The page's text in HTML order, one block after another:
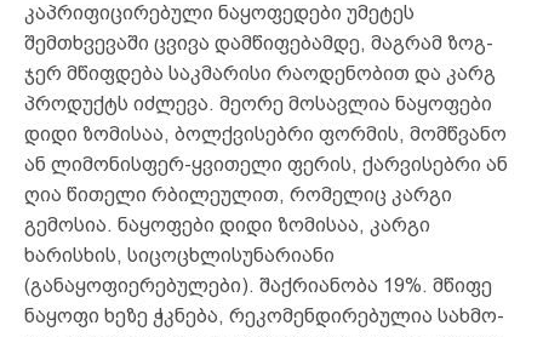
კაპრიფიცირებული ნაყოფე­დე­ბი უმეტეს
შემთხვევაში ცვივა დამწიფებამდე, მაგრამ ზოგ­
ჯერ მწიფდება საკმარისი რაოდენობით და კარგ
პრო­დუქტს იძლევა. მეორე მოსავლია ნაყოფები
დიდი ზომისაა, ბოლ­ქვი­სებრი ფორმის, მომწვანო
ან ლიმონისფერ-ყვითელი ფერის, ქარვისებრი ან
ღია წითელი რბილეულით, რომელიც კარგი
გემოსია. ნაყოფები დიდი ზომისაა, კარგი
ხარისხის, სიცოცხ­ლი­სუნა­რიანი
(განაყოფიერებულები). შაქ­რი­ან­ო­ბა 19%. მწი­ფე
ნა­ყო­ფი ხე­ზე ჭკნე­ბა, რე­კო­მენ­დი­რე­ბუ­ლია სახ­მო­